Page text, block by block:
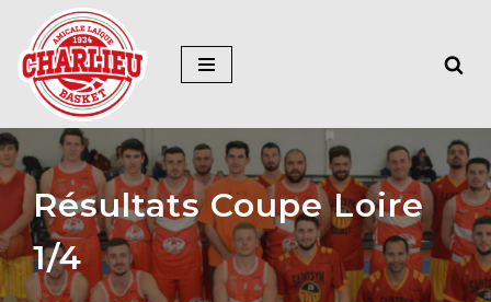
Aller
au
contenu
Résultats Coupe Loire
1/4